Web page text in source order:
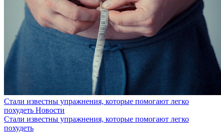
Стали известны упражнения, которые помогают легко
похудеть Новости
Стали известны упражнения, которые помогают легко
похудеть